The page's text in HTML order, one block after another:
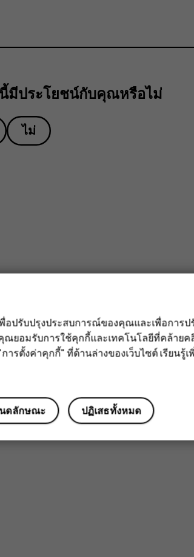
มีประโยชน์กับคุณหรือไม่
ไม่
อปรับปรุงประสบการณ์ของคุณและเพื่อการ
ยอมรับการใช้คุกกี้และเทคโนโลยีที่คล้าย
ารตั้งค่าคุกกี้" ที่ด้านล่างของเว็บไซต์ เรียนรู้เ
ปฏิเสธทั้งหมด
ดลักษณะ